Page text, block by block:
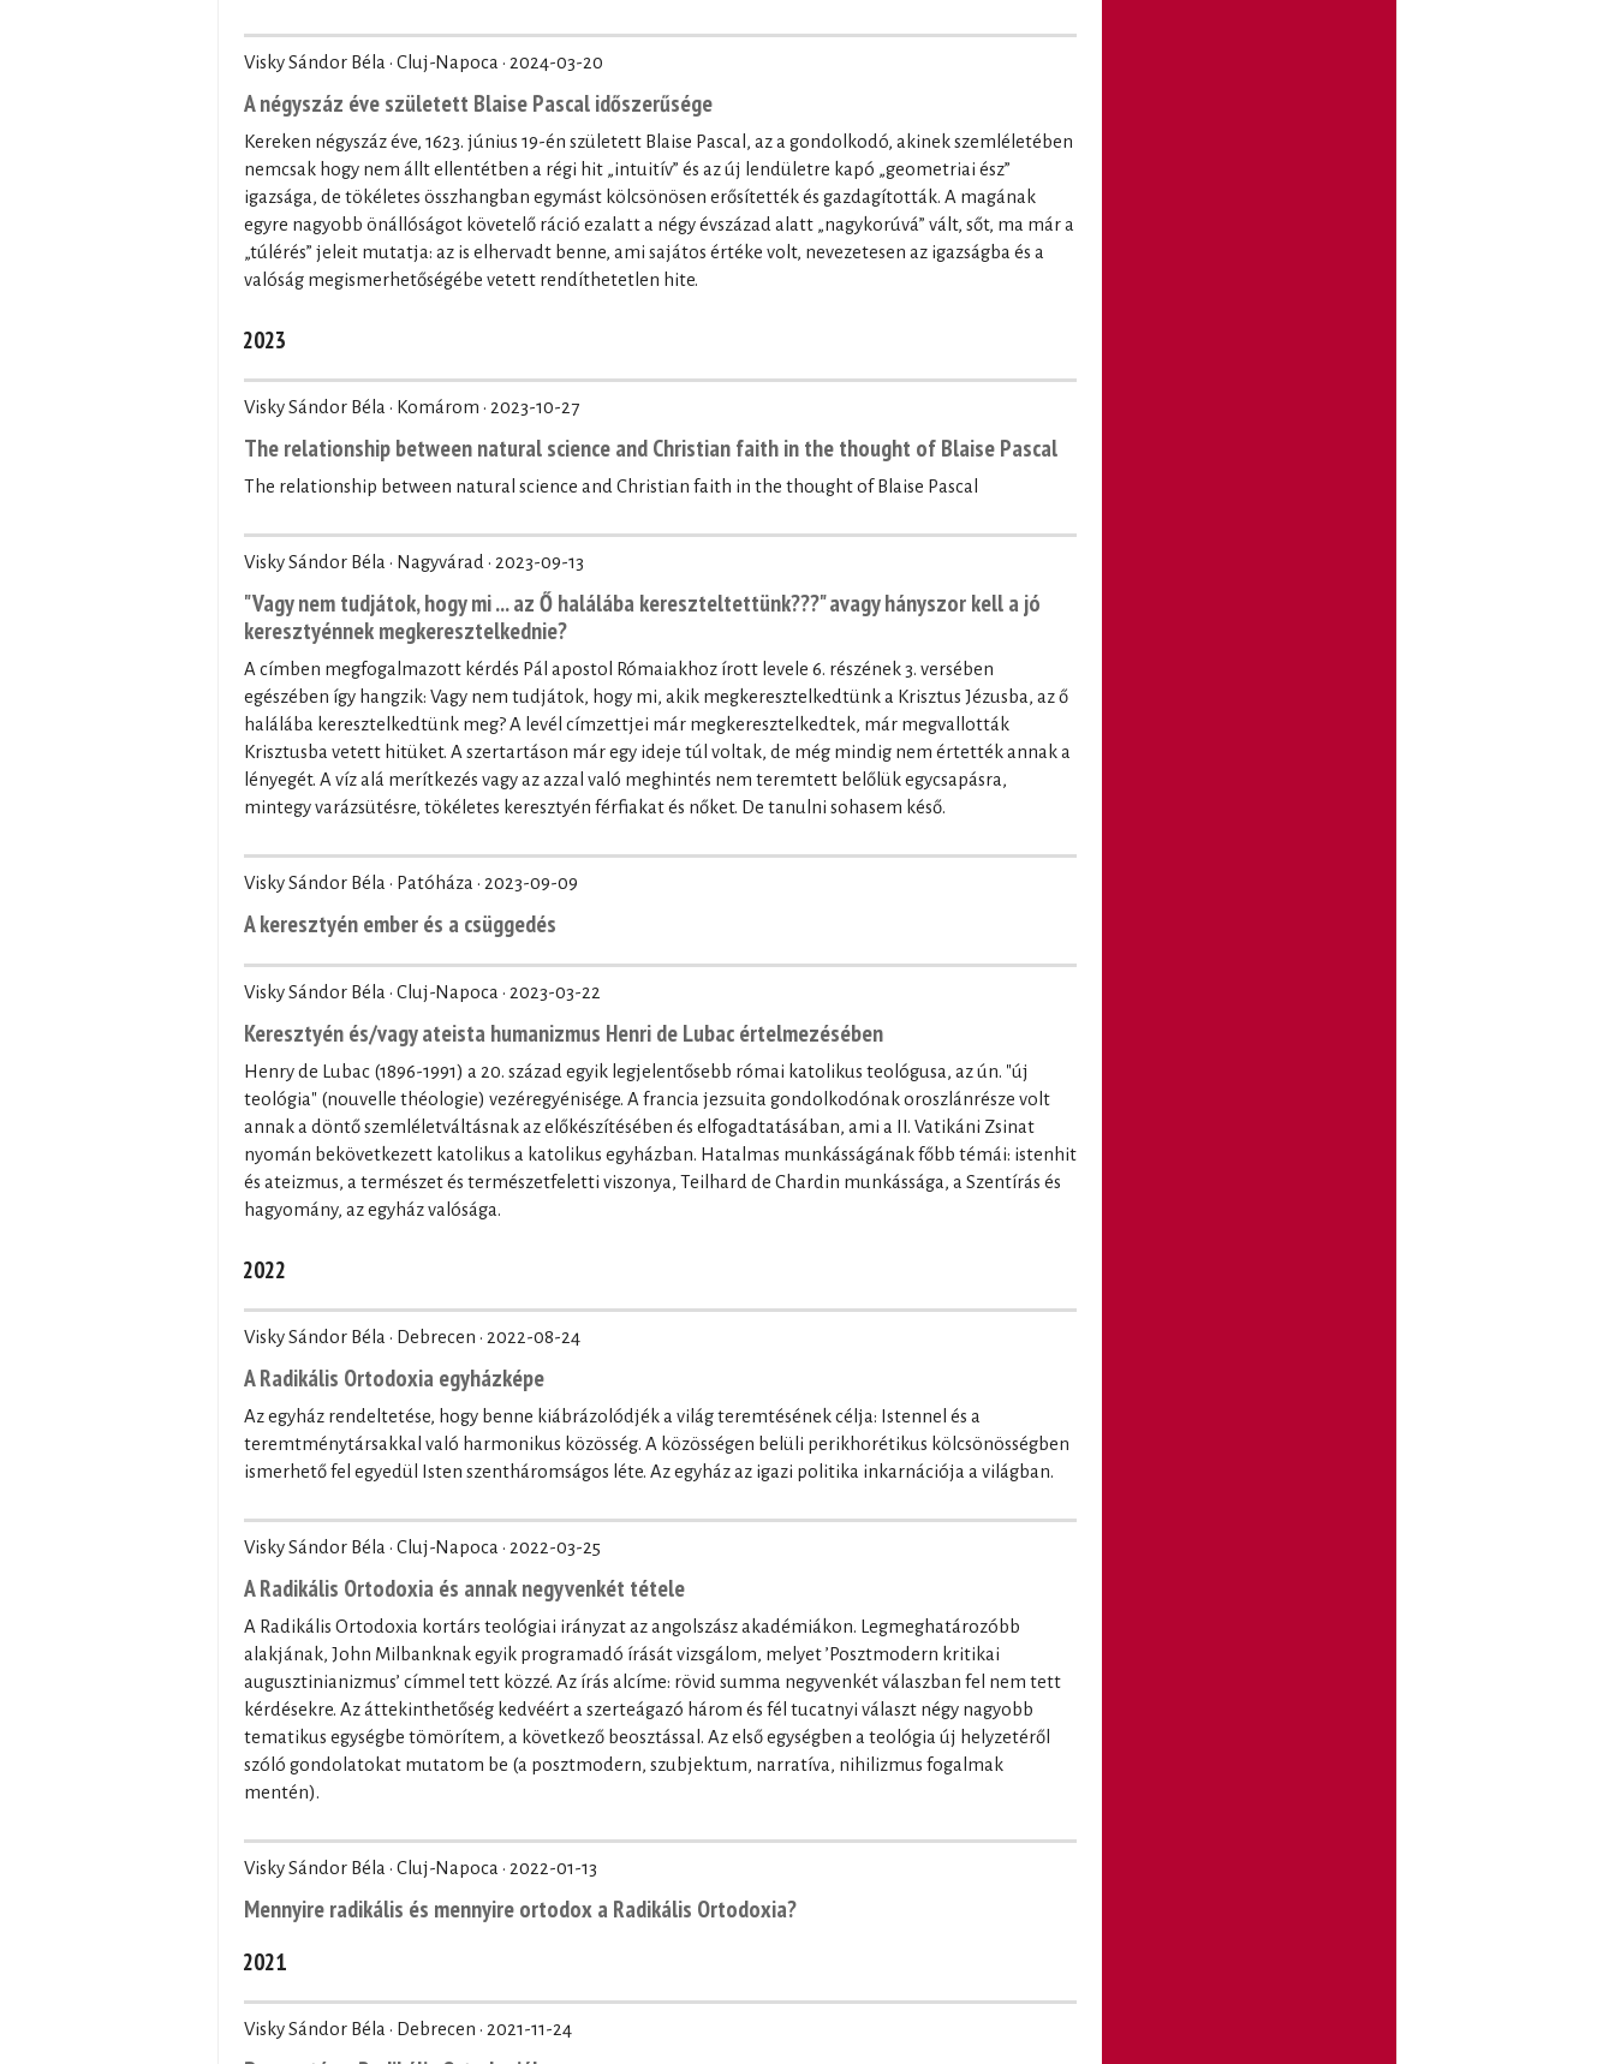
Visky Sándor Béla · Cluj-Napoca · 2024-03-20
A négyszáz éve született Blaise Pascal időszerűsége
Kereken négyszáz éve, 1623. június 19-én született Blaise Pascal, az a gondolkodó, akinek szemléletében
nemcsak hogy nem állt ellentétben a régi hit „intuitív” és az új lendületre kapó „geometriai ész”
igazsága, de tökéletes összhangban egymást kölcsönösen erősítették és gazdagították. A magának
egyre nagyobb önállóságot követelő ráció ezalatt a négy évszázad alatt „nagykorúvá” vált, sőt, ma már a
„túlérés” jeleit mutatja: az is elhervadt benne, ami sajátos értéke volt, nevezetesen az igazságba és a
valóság megismerhetőségébe vetett rendíthetetlen hite.
2023
Visky Sándor Béla · Komárom · 2023-10-27
The relationship between natural science and Christian faith in the thought of Blaise Pascal
The relationship between natural science and Christian faith in the thought of Blaise Pascal
Visky Sándor Béla · Nagyvárad · 2023-09-13
"Vagy nem tudjátok, hogy mi ... az Ő halálába kereszteltettünk???" avagy hányszor kell a jó
keresztyénnek megkeresztelkednie?
A címben megfogalmazott kérdés Pál apostol Rómaiakhoz írott levele 6. részének 3. versében
egészében így hangzik: Vagy nem tudjátok, hogy mi, akik megkeresztelkedtünk a Krisztus Jézusba, az ő
halálába keresztelkedtünk meg? A levél címzettjei már megkeresztelkedtek, már megvallották
Krisztusba vetett hitüket. A szertartáson már egy ideje túl voltak, de még mindig nem értették annak a
lényegét. A víz alá merítkezés vagy az azzal való meghintés nem teremtett belőlük egycsapásra,
mintegy varázsütésre, tökéletes keresztyén férfiakat és nőket. De tanulni sohasem késő.
Visky Sándor Béla · Patóháza · 2023-09-09
A keresztyén ember és a csüggedés
Visky Sándor Béla · Cluj-Napoca · 2023-03-22
Keresztyén és/vagy ateista humanizmus Henri de Lubac értelmezésében
Henry de Lubac (1896-1991) a 20. század egyik legjelentősebb római katolikus teológusa, az ún. "új
teológia" (nouvelle théologie) vezéregyénisége. A francia jezsuita gondolkodónak oroszlánrésze volt
annak a döntő szemléletváltásnak az előkészítésében és elfogadtatásában, ami a II. Vatikáni Zsinat
nyomán bekövetkezett katolikus a katolikus egyházban. Hatalmas munkásságának főbb témái: istenhit
és ateizmus, a természet és természetfeletti viszonya, Teilhard de Chardin munkássága, a Szentírás és
hagyomány, az egyház valósága.
2022
Visky Sándor Béla · Debrecen · 2022-08-24
A Radikális Ortodoxia egyházképe
Az egyház rendeltetése, hogy benne kiábrázolódjék a világ teremtésének célja: Istennel és a
teremtménytársakkal való harmonikus közösség. A közösségen belüli perikhorétikus kölcsönösségben
ismerhető fel egyedül Isten szentháromságos léte. Az egyház az igazi politika inkarnációja a világban.
Visky Sándor Béla · Cluj-Napoca · 2022-03-25
A Radikális Ortodoxia és annak negyvenkét tétele
A Radikális Ortodoxia kortárs teológiai irányzat az angolszász akadémiákon. Legmeghatározóbb
alakjának, John Milbanknak egyik programadó írását vizsgálom, melyet ’Posztmodern kritikai
augusztinianizmus’ címmel tett közzé. Az írás alcíme: rövid summa negyvenkét válaszban fel nem tett
kérdésekre. Az áttekinthetőség kedvéért a szerteágazó három és fél tucatnyi választ négy nagyobb
tematikus egységbe tömörítem, a következő beosztással. Az első egységben a teológia új helyzetéről
szóló gondolatokat mutatom be (a posztmodern, szubjektum, narratíva, nihilizmus fogalmak
mentén).
Visky Sándor Béla · Cluj-Napoca · 2022-01-13
Mennyire radikális és mennyire ortodox a Radikális Ortodoxia?
2021
Visky Sándor Béla · Debrecen · 2021-11-24